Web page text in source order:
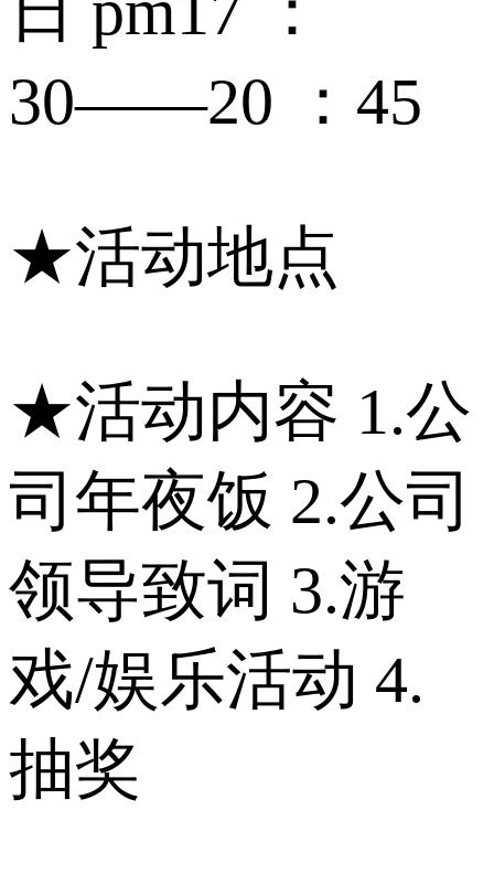
30――20 ：45
★活动地点
★活动内容 1.公
司年夜饭 2.公司
领导致词 3.游
戏/娱乐活动 4.
抽奖